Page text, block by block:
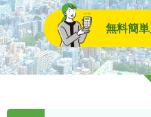
無料簡